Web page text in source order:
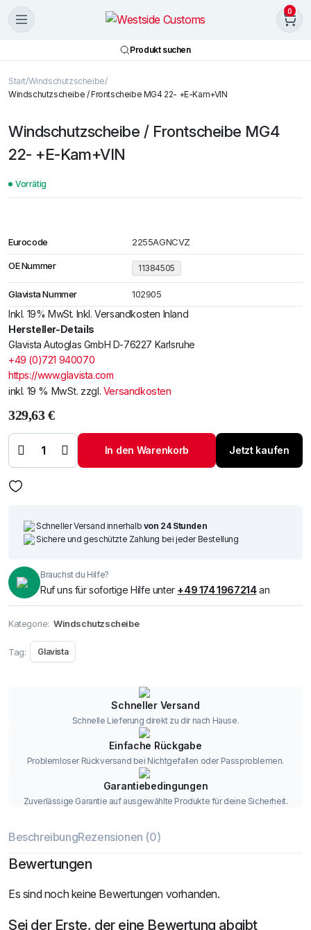
0
Produkt suchen
Start Windschutzscheibe
Windschutzscheibe / Frontscheibe MG4 22- +E-Kam+VIN
Windschutzscheibe / Frontscheibe MG4
22- +E-Kam+VIN
Vorrätig
Eurocode 2255AGNCVZ
OE Nummer 11384505
Glavista Nummer 102905
Inkl. 19% MwSt. Inkl. Versandkosten Inland
Hersteller-Details
Glavista Autoglas GmbH D-76227 Karlsruhe
+49 (0)721 940070
https://www.glavista.com
inkl. 19 % MwSt. zzgl. Versandkosten
329,63€
Windschutzscheibe
/ Frontscheibe MG4
22- +E-Kam+VIN
Menge
In den Warenkorb Jetzt kaufen
Schneller Versand innerhalb von 24 Stunden
Sichere und geschützte Zahlung bei jeder Bestellung
Brauchst du Hilfe?
Ruf uns für sofortige Hilfe unter +49 174 1967214an
Kategorie: Windschutzscheibe
Tag: Glavista
Schneller Versand
Schnelle Lieferung direkt zu dir nach Hause.
Einfache Rückgabe
Problemloser Rückversand bei Nichtgefallen oder Passproblemen.
Garantiebedingungen
Zuverlässige Garantie auf ausgewählte Produkte für deine Sicherheit.
BeschreibungRezensionen (0)
Bewertungen
Es sind noch keine Bewertungen vorhanden.
Sei der Erste, der eine Bewertung abgibt